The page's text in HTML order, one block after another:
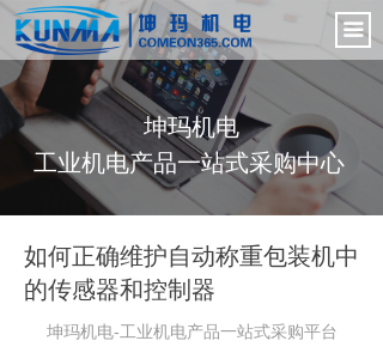
끀
首页
电气控制柜
新闻中心
产品展示
公司介绍
联系我们
坤玛机电
工业机电产品一站式采购中心
如何正确维护自动称重包装机中
的传感器和控制器
坤玛机电-工业机电产品一站式采购平台